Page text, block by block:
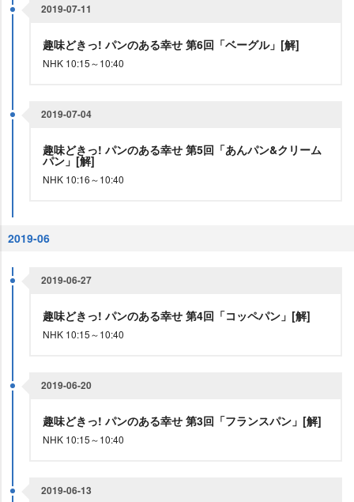
2019-07-11
趣味どきっ! パンのある幸せ 第6回「ベーグル」[解]
NHK 10:15～10:40
2019-07-04
趣味どきっ! パンのある幸せ 第5回「あんパン&クリーム
パン」[解]
NHK 10:16～10:40
2019-06
2019-06-27
趣味どきっ! パンのある幸せ 第4回「コッペパン」[解]
NHK 10:15～10:40
2019-06-20
趣味どきっ! パンのある幸せ 第3回「フランスパン」[解]
NHK 10:15～10:40
2019-06-13